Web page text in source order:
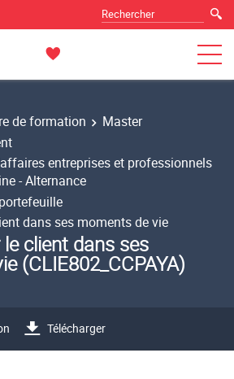
de formation
Master
entreprises et professionnels
- Alternance
dans ses moments de vie
client dans ses
(CLIE802_CCPAYA)
Télécharger